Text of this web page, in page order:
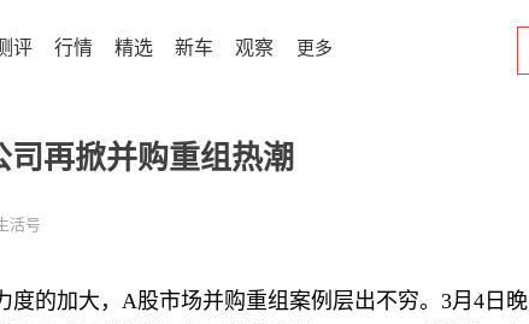
评 行情 精选 新车 观察 更多
再掀并购重组热潮
活号
度的加大，A股市场并购重组案例层出不穷。3月4日晚